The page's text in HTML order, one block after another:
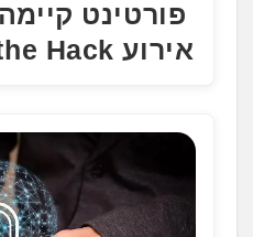
פורטינט
אירוע Flag the Hack בישראל